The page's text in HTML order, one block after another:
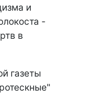
и
-
в
газеты